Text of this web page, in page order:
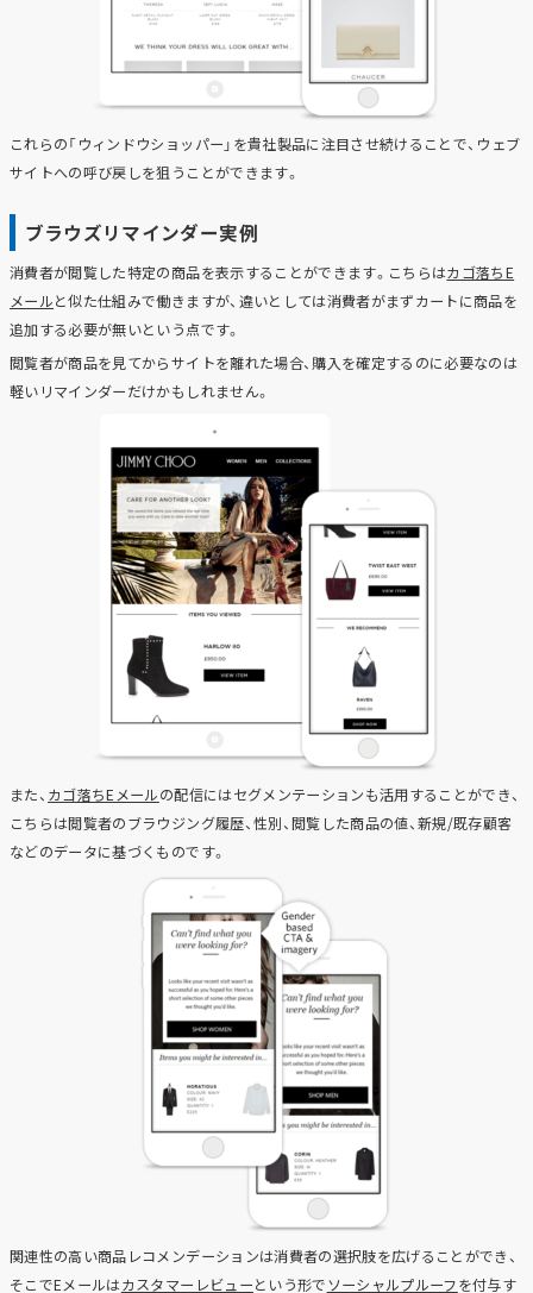
これらの「ウィンドウショッパー」を貴社製品に注目させ続けることで、ウェブ
サイトへの呼び戻しを狙うことができます。
ブラウズリマインダー実例
消費者が閲覧した特定の商品を表示することができます。こちらはカゴ落ちE
メールと似た仕組みで働きますが、違いとしては消費者がまずカートに商品を
追加する必要が無いという点です。
閲覧者が商品を見てからサイトを離れた場合、購入を確定するのに必要なのは
軽いリマインダーだけかもしれません。
また、 カゴ落ちEメールの配信にはセグメンテーションも活用することができ、
こちらは閲覧者のブラウジング履歴、性別、閲覧した商品の値、新規/既存顧客
などのデータに基づくものです。
関連性の高い商品レコメンデーションは消費者の選択肢を広げることができ、
そこでEメールはカスタマーレビューという形でソーシャルプルーフを付与す